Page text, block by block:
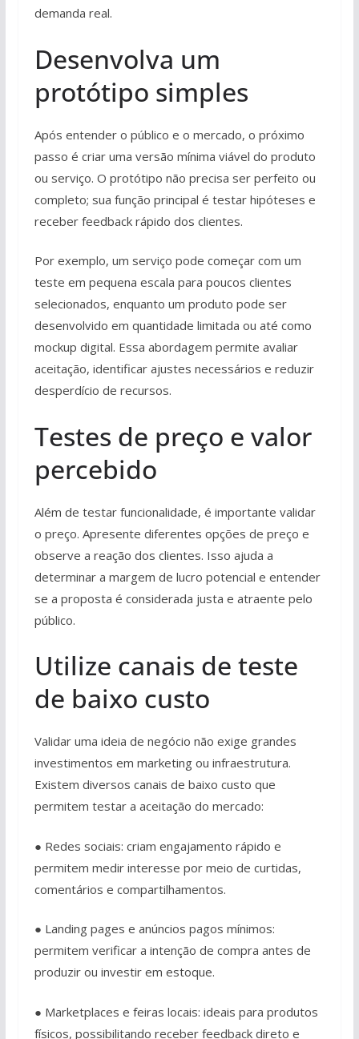
demanda real.
Desenvolva um
protótipo simples
Após entender o público e o mercado, o próximo
passo é criar uma versão mínima viável do produto
ou serviço. O protótipo não precisa ser perfeito ou
completo; sua função principal é testar hipóteses e
receber feedback rápido dos clientes.
Por exemplo, um serviço pode começar com um
teste em pequena escala para poucos clientes
selecionados, enquanto um produto pode ser
desenvolvido em quantidade limitada ou até como
mockup digital. Essa abordagem permite avaliar
aceitação, identificar ajustes necessários e reduzir
desperdício de recursos.
Testes de preço e valor
percebido
Além de testar funcionalidade, é importante validar
o preço. Apresente diferentes opções de preço e
observe a reação dos clientes. Isso ajuda a
determinar a margem de lucro potencial e entender
se a proposta é considerada justa e atraente pelo
público.
Utilize canais de teste
de baixo custo
Validar uma ideia de negócio não exige grandes
investimentos em marketing ou infraestrutura.
Existem diversos canais de baixo custo que
permitem testar a aceitação do mercado:
● Redes sociais: criam engajamento rápido e
permitem medir interesse por meio de curtidas,
comentários e compartilhamentos.
● Landing pages e anúncios pagos mínimos:
permitem verificar a intenção de compra antes de
produzir ou investir em estoque.
● Marketplaces e feiras locais: ideais para produtos
físicos, possibilitando receber feedback direto e